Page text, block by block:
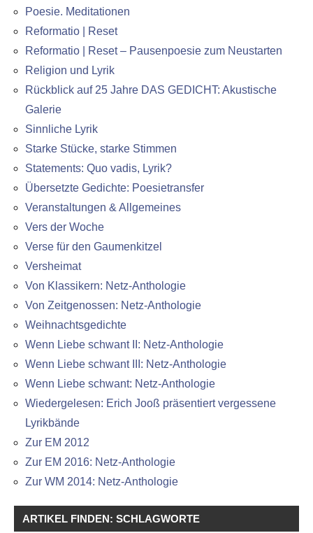
Poesie. Meditationen
Reformatio | Reset
Reformatio | Reset – Pausenpoesie zum Neustarten
Religion und Lyrik
Rückblick auf 25 Jahre DAS GEDICHT: Akustische
Galerie
Sinnliche Lyrik
Starke Stücke, starke Stimmen
Statements: Quo vadis, Lyrik?
Übersetzte Gedichte: Poesietransfer
Veranstaltungen & Allgemeines
Vers der Woche
Verse für den Gaumenkitzel
Versheimat
Von Klassikern: Netz-Anthologie
Von Zeitgenossen: Netz-Anthologie
Weihnachtsgedichte
Wenn Liebe schwant II: Netz-Anthologie
Wenn Liebe schwant III: Netz-Anthologie
Wenn Liebe schwant: Netz-Anthologie
Wiedergelesen: Erich Jooß präsentiert vergessene
Lyrikbände
Zur EM 2012
Zur EM 2016: Netz-Anthologie
Zur WM 2014: Netz-Anthologie
ARTIKEL FINDEN: SCHLAGWORTE